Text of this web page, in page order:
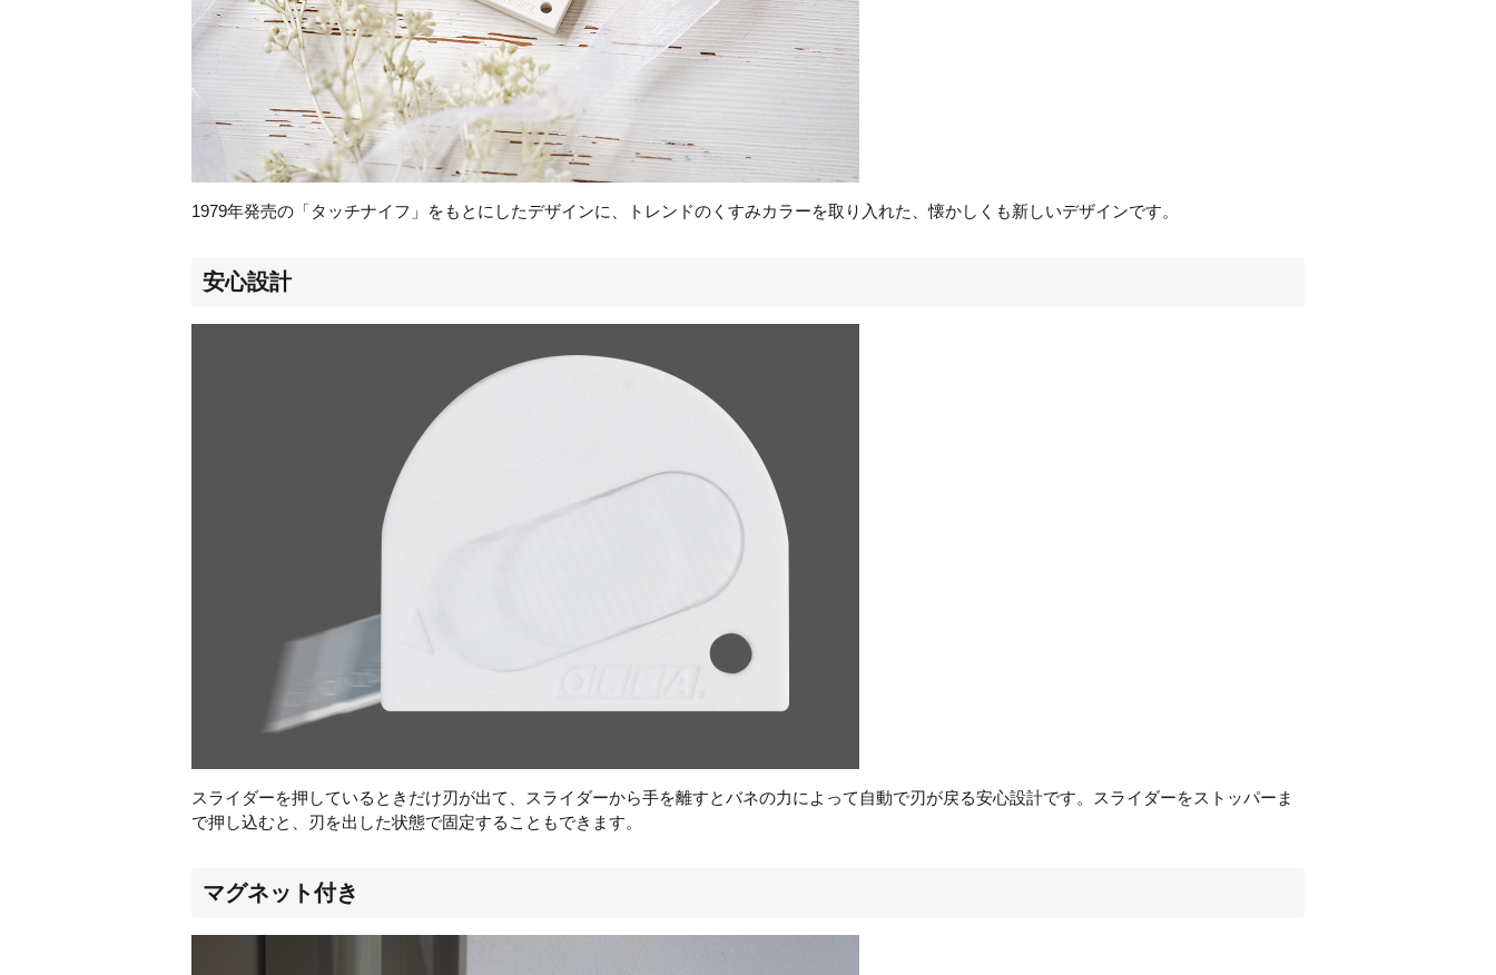
1979年発売の「タッチナイフ」をもとにしたデザインに、トレンドのくすみカラーを取り入れた、懐かしくも新しいデザインです。
安心設計
スライダーを押しているときだけ刃が出て、スライダーから手を離すとバネの力によって自動で刃が戻る安心設計です。スライダーをストッパーま
で押し込むと、刃を出した状態で固定することもできます。
マグネット付き